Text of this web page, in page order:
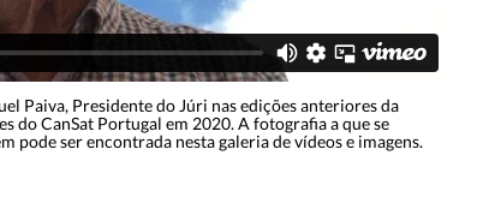
Paiva, Presidente do Júri nas edições anteriores da
do CanSat Portugal em 2020. A fotografia a que se
pode ser encontrada nesta galeria de vídeos e imagens.